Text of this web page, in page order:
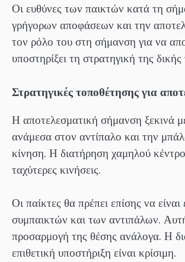
Οι ευθύνες των παικτών κατά τη
γρήγορων αποφάσεων και την
τον ρόλο του στη σήμανση για να
υποστηρίξει τη στρατηγική της
Στρατηγικές τοποθέτησης για
Η αποτελεσματική σήμανση ξεκινά
ανάμεσα στον αντίπαλο και την
κίνηση. Η διατήρηση χαμηλού
ταχύτερες κινήσεις.
Οι παίκτες θα πρέπει επίσης να
συμπαικτών και των αντιπάλων.
προσαρμογή της θέσης ανάλογα. Η
επιθετική υποστήριξη είναι κρίσιμη.